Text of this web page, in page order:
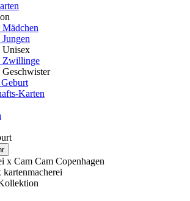
Mädchen
Unisex
Zwillinge
Geschwister
Karten
x Cam Cam Copenhagen
kartenmacherei